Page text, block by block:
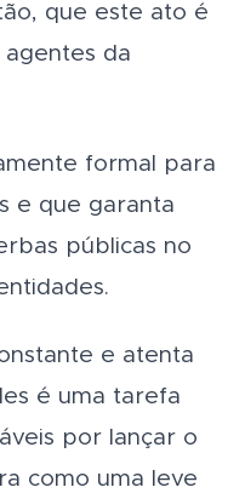
que este ato é
da
formal para
e que garanta
públicas no
e atenta
é uma tarefa
por lançar o
como uma leve